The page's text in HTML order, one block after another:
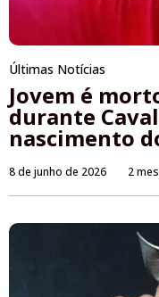
Últimas Notícias
Jovem é
durante
nascimento
8 de junho de 2026 2